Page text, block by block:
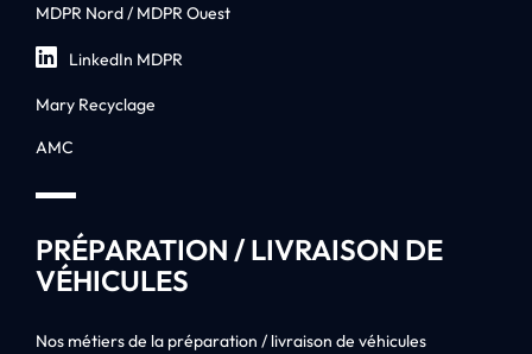
MDPR Nord / MDPR Ouest
LinkedIn MDPR
Mary Recyclage
AMC
PRÉPARATION / LIVRAISON DE
VÉHICULES
Nos métiers de la préparation / livraison de véhicules